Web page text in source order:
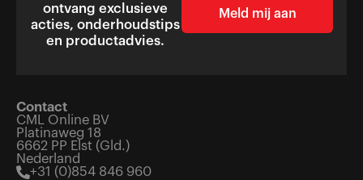
ontvang exclusieve
acties, onderhoudstips
en productadvies.
Contact
CML Online BV
Platinaweg 18
6662 PP Elst (Gld.)
Nederland
+31 (0)854 846 960